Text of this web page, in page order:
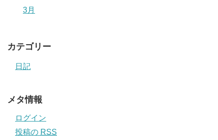
3月
カテゴリー
日記
メタ情報
ログイン
投稿の RSS